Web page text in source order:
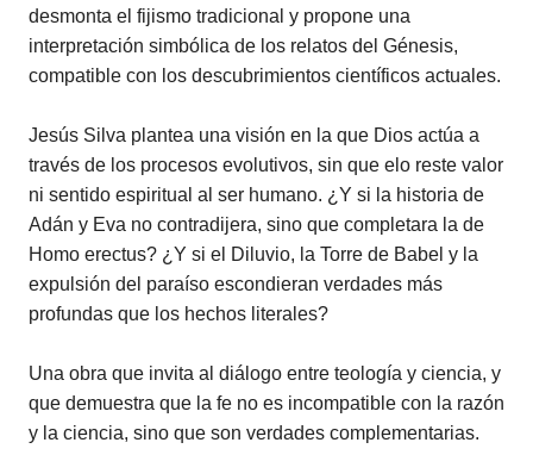
desmonta el fijismo tradicional y propone una
interpretación simbólica de los relatos del Génesis,
compatible con los descubrimientos científicos actuales.
Jesús Silva plantea una visión en la que Dios actúa a
través de los procesos evolutivos, sin que elo reste valor
ni sentido espiritual al ser humano. ¿Y si la historia de
Adán y Eva no contradijera, sino que completara la de
Homo erectus? ¿Y si el Diluvio, la Torre de Babel y la
expulsión del paraíso escondieran verdades más
profundas que los hechos literales?
Una obra que invita al diálogo entre teología y ciencia, y
que demuestra que la fe no es incompatible con la razón
y la ciencia, sino que son verdades complementarias.